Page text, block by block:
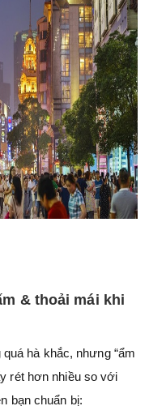
& thoải mái khi
hà khắc, nhưng “ẩm
rét hơn nhiều so với
bạn chuẩn bị: